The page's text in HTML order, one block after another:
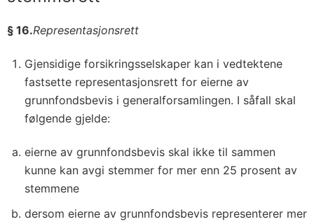
§ 16.Representasjonsrett
Gjensidige forsikringsselskaper kan i vedtektene
fastsette representasjonsrett for eierne av
grunnfondsbevis i generalforsamlingen. I såfall skal
følgende gjelde:
eierne av grunnfondsbevis skal ikke til sammen
kunne kan avgi stemmer for mer enn 25 prosent av
stemmene
dersom eierne av grunnfondsbevis representerer mer